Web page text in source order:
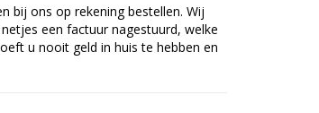
bij ons op rekening bestellen. Wij
een factuur nagestuurd, welke
u nooit geld in huis te hebben en